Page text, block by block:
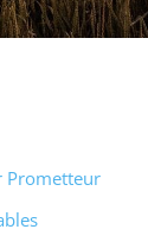
Prometteur